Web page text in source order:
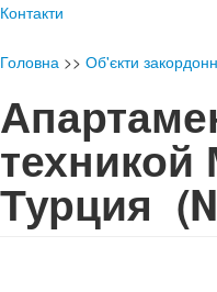
Контакти
Головна >> Об'єкти
Турция